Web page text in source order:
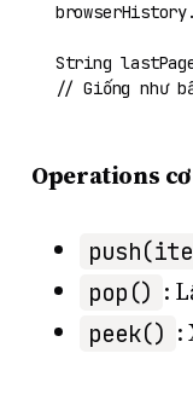
String
// Giống như
Operations
pop() :
peek() :